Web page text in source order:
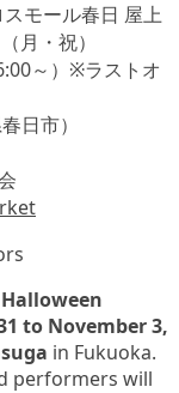
モール春日 屋上
月・祝）
～）※ラストオ
日市）
to November 3,
in Fukuoka.
performers will